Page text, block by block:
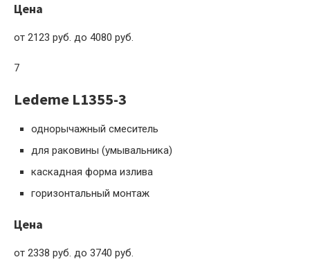
Цена
от 2123 руб. до 4080 руб.
7
Ledeme L1355-3
однорычажный смеситель
для раковины (умывальника)
каскадная форма излива
горизонтальный монтаж
Цена
от 2338 руб. до 3740 руб.